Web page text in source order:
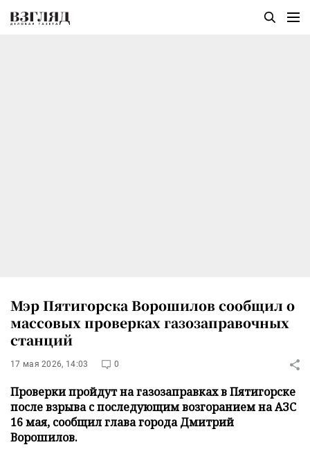
Мэр Пятигорска Ворошилов сообщил о
массовых проверках газозаправочных
станций
17 мая 2026, 14:03 0
Проверки пройдут на газозаправках в Пятигорске
после взрыва с последующим возгоранием на АЗС
16 мая, сообщил глава города Дмитрий
Ворошилов.